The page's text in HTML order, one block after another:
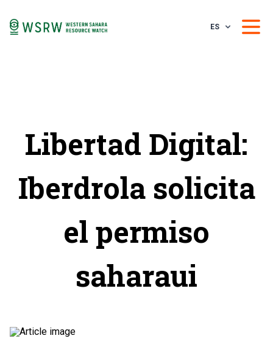
ES
Libertad Digital:
Iberdrola solicita
el permiso
saharaui